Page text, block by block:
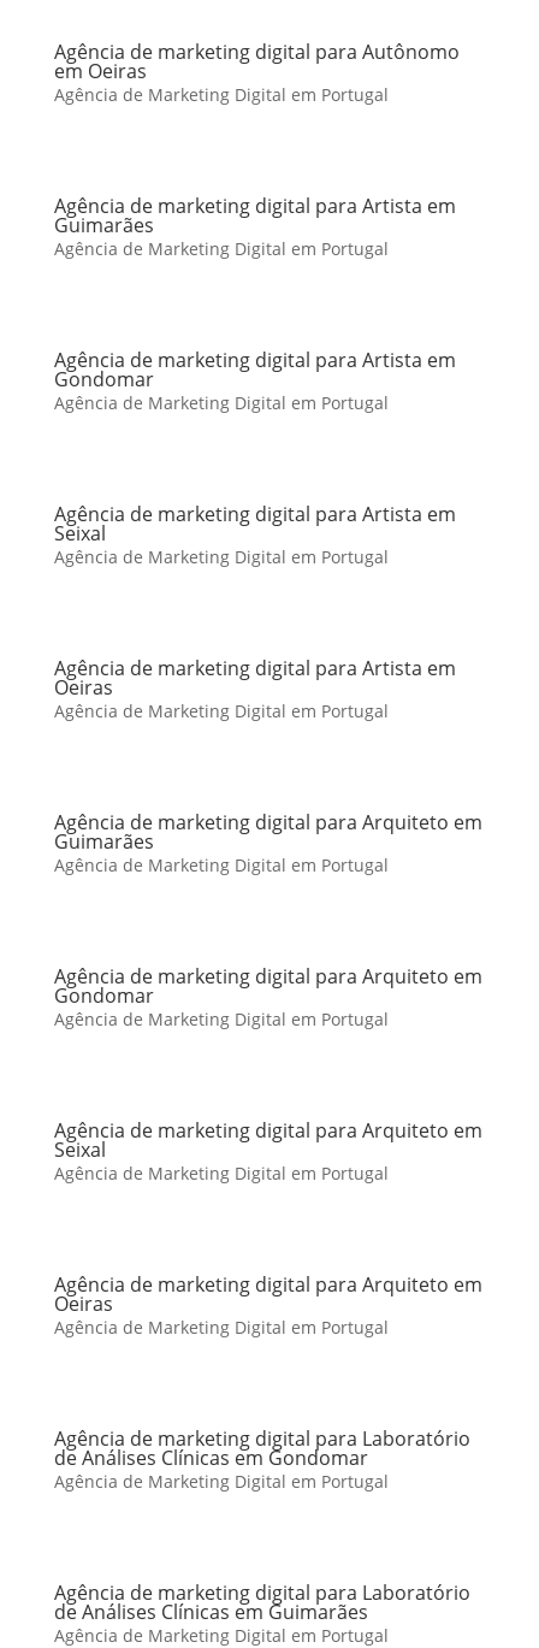
Agência de marketing digital para Autônomo
em Oeiras
Agência de Marketing Digital em Portugal
Agência de marketing digital para Artista em
Guimarães
Agência de Marketing Digital em Portugal
Agência de marketing digital para Artista em
Gondomar
Agência de Marketing Digital em Portugal
Agência de marketing digital para Artista em
Seixal
Agência de Marketing Digital em Portugal
Agência de marketing digital para Artista em
Oeiras
Agência de Marketing Digital em Portugal
Agência de marketing digital para Arquiteto em
Guimarães
Agência de Marketing Digital em Portugal
Agência de marketing digital para Arquiteto em
Gondomar
Agência de Marketing Digital em Portugal
Agência de marketing digital para Arquiteto em
Seixal
Agência de Marketing Digital em Portugal
Agência de marketing digital para Arquiteto em
Oeiras
Agência de Marketing Digital em Portugal
Agência de marketing digital para Laboratório
de Análises Clínicas em Gondomar
Agência de Marketing Digital em Portugal
Agência de marketing digital para Laboratório
de Análises Clínicas em Guimarães
Agência de Marketing Digital em Portugal